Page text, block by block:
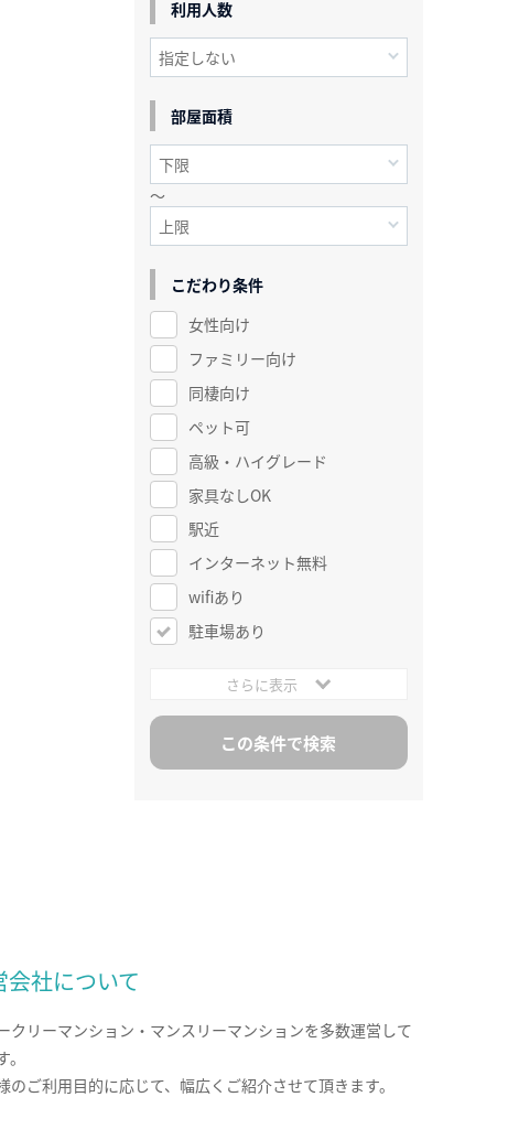
利用人数
部屋面積
～
こだわり条件
女性向け
ファミリー向け
同棲向け
ペット可
高級・ハイグレード
家具なしOK
駅近
インターネット無料
wifiあり
駐車場あり
さらに表示
会社について
クリーマンション・マンスリーマンションを多数運営して
のご利用目的に応じて、幅広くご紹介させて頂きます。